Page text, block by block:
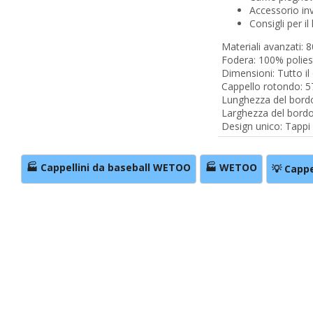
Accessorio
Consigli per
Materiali avanzati:
Fodera: 100%
Dimensioni: Tutto il
Cappello rotondo:
Lunghezza del
Larghezza del
Design unico:
🏭 Cappellini da baseball WETOO 🏭 WETOO 💡